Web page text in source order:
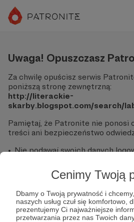
Cenimy Twoją
Dbamy o Twoją prywatność i
naszych usług czuł się komfortowo,
prezentujemy Ci najważniejsze
przetwarzania przez nas Twoich
Uwaga! Opuszczasz
Za chwilę opuścisz serwis
poniższą stronę zewnętrzną:
http://literackie-
skarby.blogspot.com/search/
Pamiętaj, że Patronite nie ponosi
treści ani bezpieczeństwo
Nie podawaj swoich danych
Sprawdź dokładnie adres URL,
"Tak, przejdź do strony".
link.
Czy na pewno chcesz